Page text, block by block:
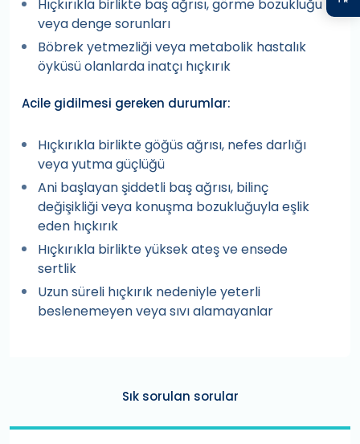
Hıçkırıkla birlikte baş ağrısı, görme bozukluğu
veya denge sorunları
Böbrek yetmezliği veya metabolik hastalık
öyküsü olanlarda inatçı hıçkırık
Acile gidilmesi gereken durumlar:
Hıçkırıkla birlikte göğüs ağrısı, nefes darlığı
veya yutma güçlüğü
Ani başlayan şiddetli baş ağrısı, bilinç
değişikliği veya konuşma bozukluğuyla eşlik
eden hıçkırık
Hıçkırıkla birlikte yüksek ateş ve ensede
sertlik
Uzun süreli hıçkırık nedeniyle yeterli
beslenemeyen veya sıvı alamayanlar
Sık sorulan sorular